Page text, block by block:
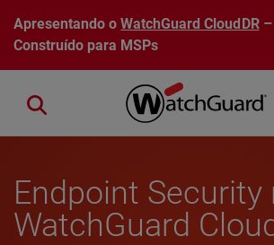
Pular para o conteúdo principal
Apresentando oWatchGuard CloudDR–
Construído para MSPs
Close search
Endpoint Security
WatchGuard